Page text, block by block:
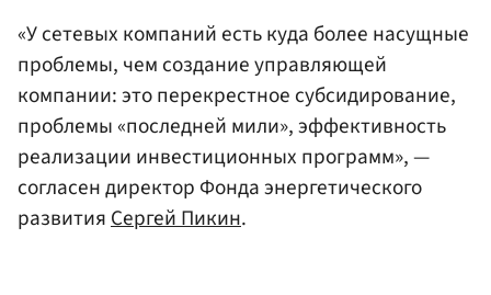
«У сетевых компаний есть куда более насущные
проблемы, чем создание управляющей
компании: это перекрестное субсидирование,
проблемы «последней мили», эффективность
реализации инвестиционных программ», —
согласен директор Фонда энергетического
развитияСергей Пикин.